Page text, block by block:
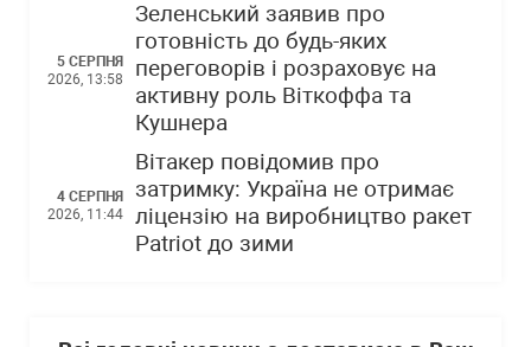
5 СЕРПНЯ
2026, 13:58
Зеленський заявив про
готовність до будь-яких
переговорів і розраховує на
активну роль Віткоффа та
Кушнера
4 СЕРПНЯ
2026, 11:44
Вітакер повідомив про
затримку: Україна не отримає
ліцензію на виробництво ракет
Patriot до зими